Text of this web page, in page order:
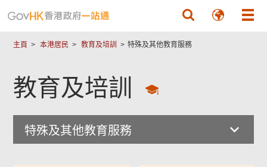
主頁 本港居民 教育及培訓 特殊及其他教育服務
教育及培訓
特殊及其他教育服務